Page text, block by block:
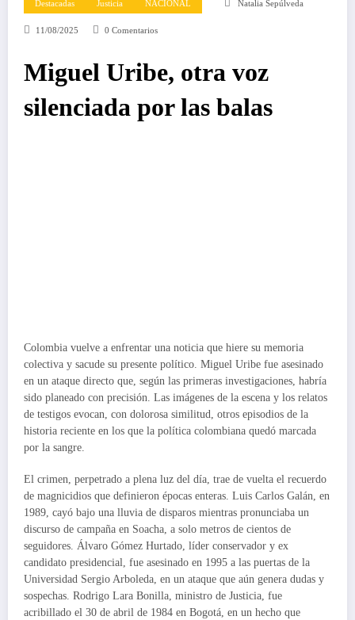
Destacadas Justicia NACIONAL Natalia Sepúlveda
11/08/2025 0 Comentarios
Miguel Uribe, otra voz
silenciada por las balas
Colombia vuelve a enfrentar una noticia que hiere su memoria
colectiva y sacude su presente político. Miguel Uribe fue asesinado
en un ataque directo que, según las primeras investigaciones, habría
sido planeado con precisión. Las imágenes de la escena y los relatos
de testigos evocan, con dolorosa similitud, otros episodios de la
historia reciente en los que la política colombiana quedó marcada
por la sangre.
El crimen, perpetrado a plena luz del día, trae de vuelta el recuerdo
de magnicidios que definieron épocas enteras. Luis Carlos Galán, en
1989, cayó bajo una lluvia de disparos mientras pronunciaba un
discurso de campaña en Soacha, a solo metros de cientos de
seguidores. Álvaro Gómez Hurtado, líder conservador y ex
candidato presidencial, fue asesinado en 1995 a las puertas de la
Universidad Sergio Arboleda, en un ataque que aún genera dudas y
sospechas. Rodrigo Lara Bonilla, ministro de Justicia, fue
acribillado el 30 de abril de 1984 en Bogotá, en un hecho que